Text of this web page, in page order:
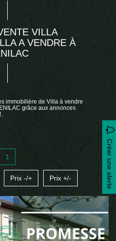
VILLA
A VENDRE À
immobilière de Villa à vendre
grâce aux annonces
Créer une alerte
1
Prix -/+ Prix +/-